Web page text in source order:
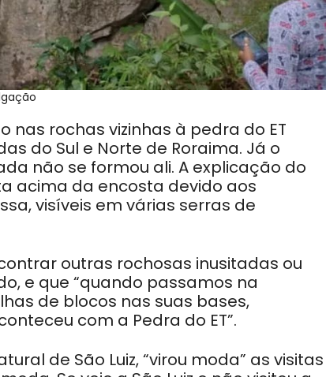
nas rochas vizinhas à pedra do ET
do Sul e Norte de Roraima. Já o
não se formou ali. A explicação do
acima da encosta devido aos
visíveis em várias serras de
outras rochosas inusitadas ou
e que “quando passamos na
de blocos nas suas bases,
com a Pedra do ET”.
de São Luiz, “virou moda” as visitas